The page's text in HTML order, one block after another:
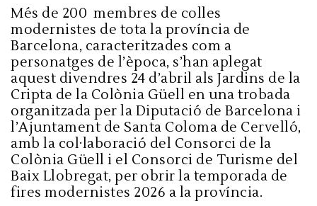
Més de 200 membres de colles
modernistes de tota la província de
Barcelona, caracteritzades com a
personatges de l’època, s’han aplegat
aquest divendres 24 d’abril als Jardins de la
Cripta de la Colònia Güell en una trobada
organitzada per la Diputació de Barcelona i
l’Ajuntament de Santa Coloma de Cervelló,
amb la col·laboració del Consorci de la
Colònia Güell i el Consorci de Turisme del
Baix Llobregat, per obrir la temporada de
fires modernistes 2026 a la província.